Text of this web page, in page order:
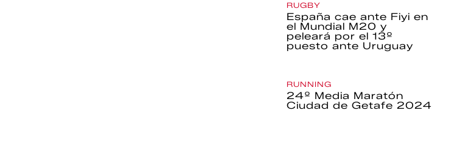
RUGBY
España cae ante Fiyi en
el Mundial M20 y
peleará por el 13º
puesto ante Uruguay
RUNNING
24º Media Maratón
Ciudad de Getafe 2024